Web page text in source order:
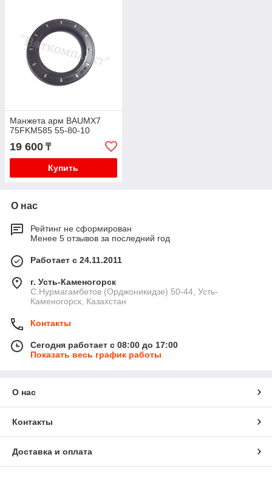
Манжета арм BAUMX7
75FKM585 55-80-10
19 600 ₸
Купить
О нас
Рейтинг не сформирован
Менее 5 отзывов за последний год
Работает с 24.11.2011
г. Усть-Каменогорск
С.Нурмагамбетов (Орджоникидзе) 50-44, Усть-
Каменогорск, Казахстан
Контакты
Сегодня работает с 08:00 до 17:00
Показать весь график работы
О нас
Контакты
Доставка и оплата